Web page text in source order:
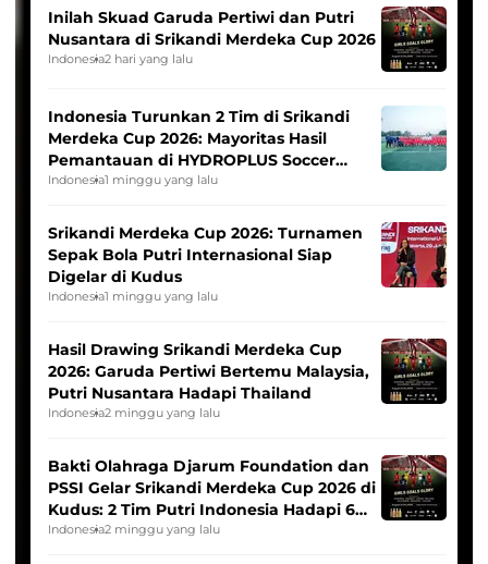
Inilah Skuad Garuda Pertiwi dan Putri
Nusantara di Srikandi Merdeka Cup 2026
Indonesia2 hari yang lalu
Indonesia Turunkan 2 Tim di Srikandi
Merdeka Cup 2026: Mayoritas Hasil
Pemantauan di HYDROPLUS Soccer
League
Indonesia1 minggu yang lalu
Srikandi Merdeka Cup 2026: Turnamen
Sepak Bola Putri Internasional Siap
Digelar di Kudus
Indonesia1 minggu yang lalu
Hasil Drawing Srikandi Merdeka Cup
2026: Garuda Pertiwi Bertemu Malaysia,
Putri Nusantara Hadapi Thailand
Indonesia2 minggu yang lalu
Bakti Olahraga Djarum Foundation dan
PSSI Gelar Srikandi Merdeka Cup 2026 di
Kudus: 2 Tim Putri Indonesia Hadapi 6
Tim Asia
Indonesia2 minggu yang lalu